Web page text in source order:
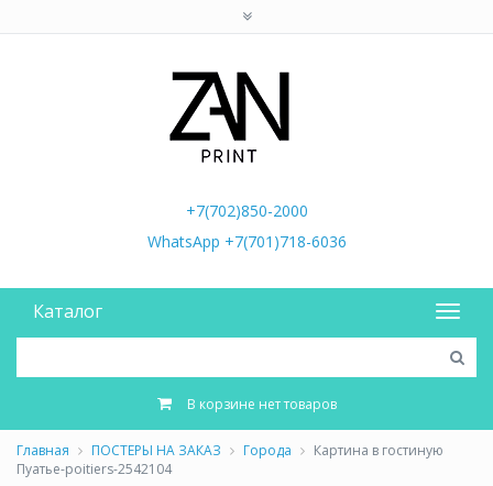
+7(702)850-2000
WhatsApp +7(701)718-6036
Каталог
В корзине нет товаров
Главная ПОСТЕРЫ НА ЗАКАЗ Города
Картина в гостиную
Пуатье-poitiers-2542104